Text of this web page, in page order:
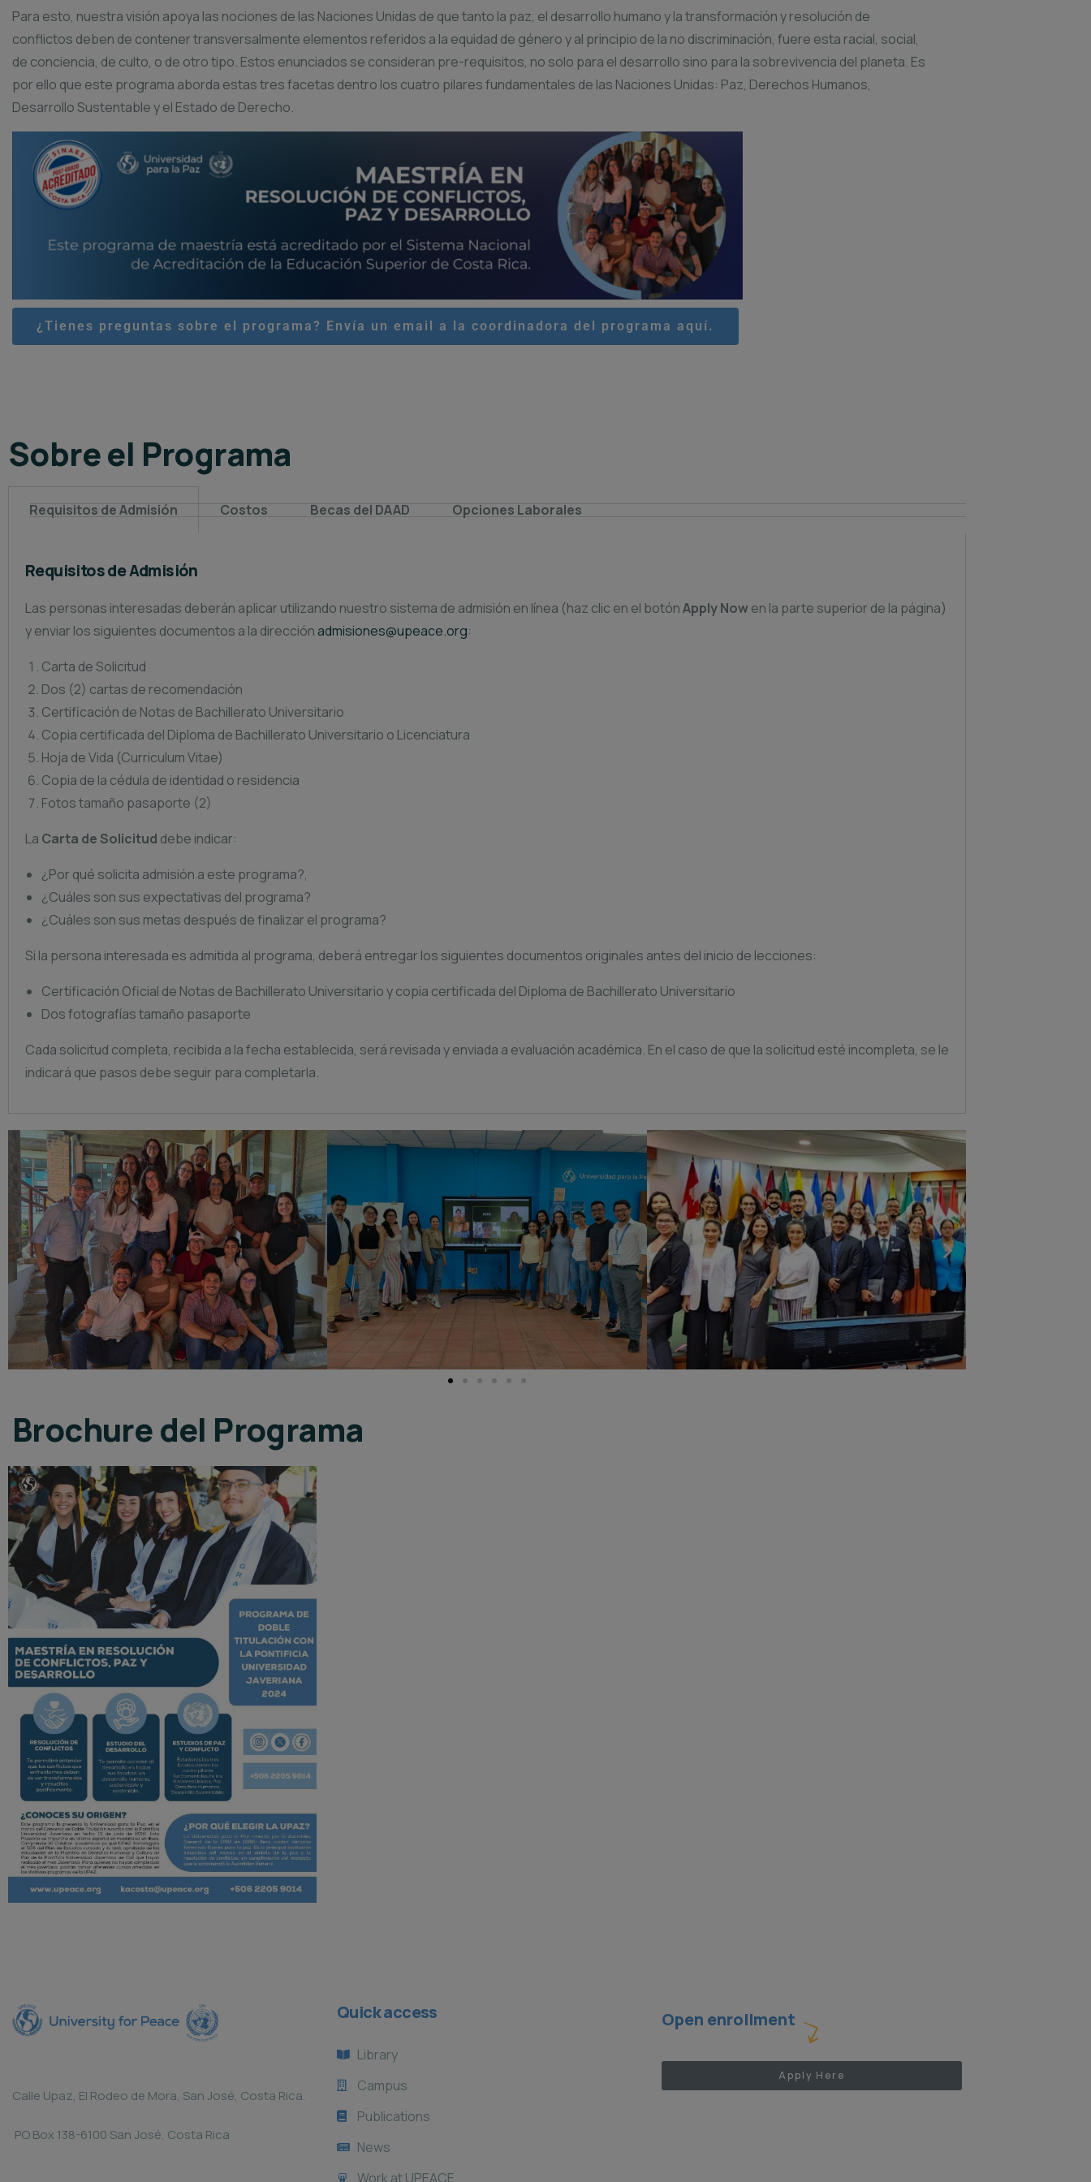
Para esto, nuestra visión apoya las nociones de las Naciones Unidas de que tanto la paz, el desarrollo humano y la transformación y resolución de
conflictos deben de contener transversalmente elementos referidos a la equidad de género y al principio de la no discriminación, fuere esta racial, social,
de conciencia, de culto, o de otro tipo. Estos enunciados se consideran pre-requisitos, no solo para el desarrollo sino para la sobrevivencia del planeta. Es
por ello que este programa aborda estas tres facetas dentro los cuatro pilares fundamentales de las Naciones Unidas: Paz, Derechos Humanos,
Desarrollo Sustentable y el Estado de Derecho.
¿Tienes preguntas sobre el programa? Envía un email a la coordinadora del programa aquí.
Sobre el Programa​
Requisitos de Admisión Costos Becas del DAAD Opciones Laborales
Requisitos de Admisión
Las personas interesadas deberán aplicar utilizando nuestro sistema de admisión en línea (haz clic en el botónApply Nowen la parte superior de la página)
y enviar los siguientes documentos a la dirección admisiones@upeace.org:
Carta de Solicitud
Dos (2) cartas de recomendación
Certificación de Notas de Bachillerato Universitario
Copia certificada del Diploma de Bachillerato Universitario o Licenciatura
Hoja de Vida (Curriculum Vitae)
Copia de la cédula de identidad o residencia
Fotos tamaño pasaporte (2)
La Carta de Solicitud debe indicar:
¿Por qué solicita admisión a este programa?,
¿Cuáles son sus expectativas del programa?
¿Cuáles son sus metas después de finalizar el programa?
Si la persona interesada es admitida al programa, deberá entregar los siguientes documentos originales antes del inicio de lecciones:
Certificación Oficial de Notas de Bachillerato Universitario y copia certificada del Diploma de Bachillerato Universitario
Dos fotografías tamaño pasaporte
Cada solicitud completa, recibida a la fecha establecida, será revisada y enviada a evaluación académica. En el caso de que la solicitud esté incompleta, se le
indicará que pasos debe seguir para completarla.
Brochure del Programa
Calle Upaz, El Rodeo de Mora, San José, Costa Rica.
PO Box 138-6100 San José, Costa Rica
Quick access
Library
Campus
Publications
News
Work at UPEACE
Open enrollment
Apply Here